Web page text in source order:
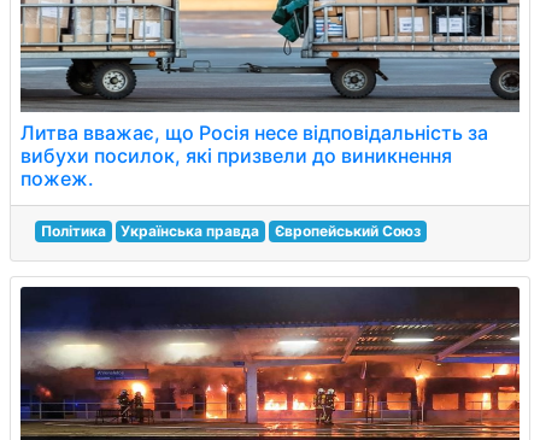
Литва вважає, що Росія несе відповідальність за
вибухи посилок, які призвели до виникнення
пожеж.
Політика Українська правда Європейський Союз